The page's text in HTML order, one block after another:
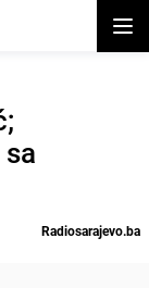
Radiosarajevo.ba